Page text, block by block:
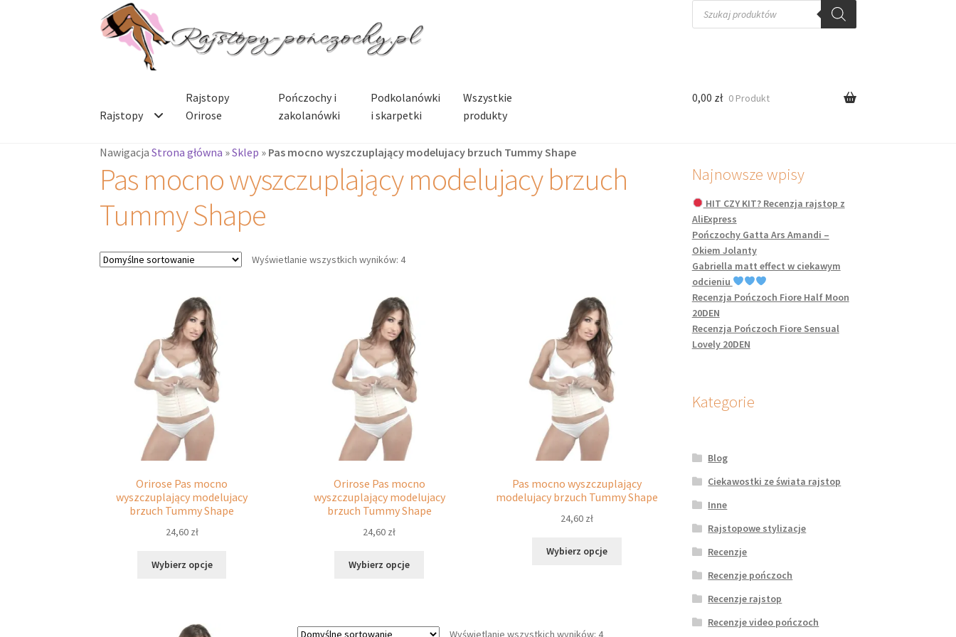
Przejdź
do
nawigacji
Przejdź
do
treści
Wyszukiwarka
produktów
Rajstopy
Rajstopy
Orirose
Pończochy i
zakolanówki
Podkolanówki
i skarpetki
Wszystkie
produkty
0,00 zł 0 Produkt
NawigacjaStrona główna »Sklep » Pas mocno wyszczuplający modelujacy brzuch Tummy Shape
Pas mocno wyszczuplający modelujacy brzuch
Tummy Shape
Wyświetlanie wszystkich wyników: 4
Orirose Pas mocno
wyszczuplający modelujacy
brzuch Tummy Shape
24,60 zł
Wybierz opcje
Orirose Pas mocno
wyszczuplający modelujacy
brzuch Tummy Shape
24,60 zł
Wybierz opcje
Pas mocno wyszczuplający
modelujacy brzuch Tummy Shape
24,60 zł
Wybierz opcje
Wyświetlanie wszystkich wyników: 4
Najnowsze wpisy
HIT CZY KIT? Recenzja rajstop z
AliExpress
Pończochy Gatta Ars Amandi –
Okiem Jolanty
Gabriella matt effect w ciekawym
odcieniu
Recenzja Pończoch Fiore Half Moon
20DEN
Recenzja Pończoch Fiore Sensual
Lovely 20DEN
Kategorie
Blog
Ciekawostki ze świata rajstop
Inne
Rajstopowe stylizacje
Recenzje
Recenzje pończoch
Recenzje rajstop
Recenzje video pończoch